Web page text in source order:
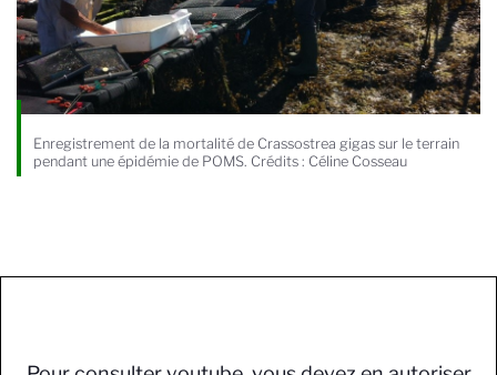
Enregistrement de la mortalité de Crassostrea gigas sur le terrain
pendant une épidémie de POMS. Crédits : Céline Cosseau